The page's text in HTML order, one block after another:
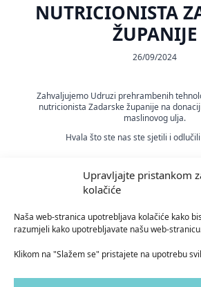
Upravljajte pristankom
kolačiće
Naša web-stranica upotrebljava kolačiće kako
razumjeli kako upotrebljavate našu web-
Klikom na "Slažem se" pristajete na upotrebu
NUTRICIONISTA
ŽUPANIJE
26/09/2024
Zahvaljujemo Udruzi prehrambenih
nutricionista Zadarske županije na
maslinovog ulja.
Hvala što ste nas ste sjetili i
023 411 301
centarusluga-
Asje Petričić 5, 23000 Zadar